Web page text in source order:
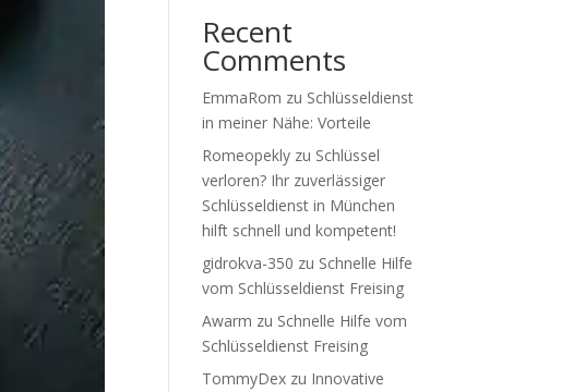
Recent
Comments
EmmaRom zu Schlüsseldienst
in meiner Nähe: Vorteile
Romeopekly zu Schlüssel
verloren? Ihr zuverlässiger
Schlüsseldienst in München
hilft schnell und kompetent!
gidrokva-350 zu Schnelle Hilfe
vom Schlüsseldienst Freising
Awarm zu Schnelle Hilfe vom
Schlüsseldienst Freising
TommyDex zu Innovative